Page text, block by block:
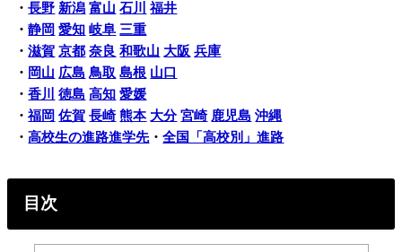
・長野 新潟 富山 石川
福井
・静岡 愛知 岐阜 三重
・滋賀 京都 奈良 和歌山 大阪 兵庫
・ 岡山 広島 鳥取 島根 山口
・香川 徳島 高知 愛媛
・福岡 佐賀 長崎 熊本 大分 宮崎 鹿児島 沖縄
・高校生の進路進学先・全国「高校別」進路
目次